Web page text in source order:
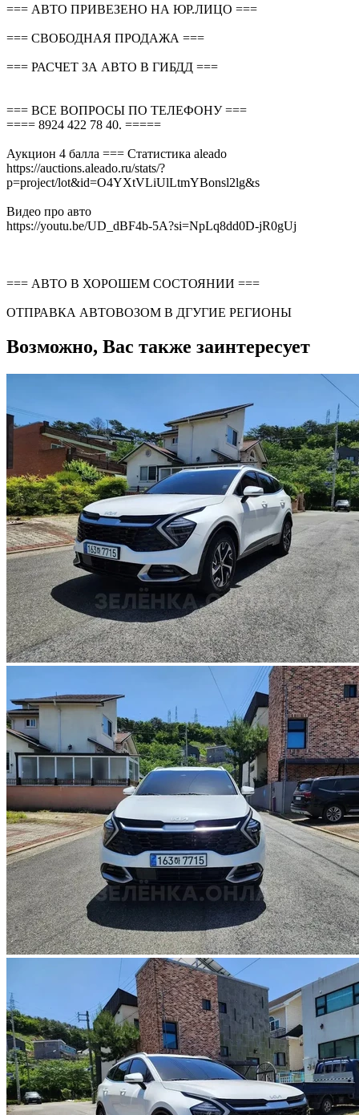
=== АВТО ПРИВЕЗЕНО НА ЮР.ЛИЦО ===
=== СВОБОДНАЯ ПРОДАЖА ===
=== РАСЧЕТ ЗА АВТО В ГИБДД ===
=== ВСЕ ВОПРОСЫ ПО ТЕЛЕФОНУ ===
==== 8924 422 78 40. =====
Аукцион 4 балла === Статистика aleado
https://auctions.aleado.ru/stats/?
p=project/lot&id=O4YXtVLiUlLtmYBonsl2lg&s
Видео про авто
https://youtu.be/UD_dBF4b-5A?si=NpLq8dd0D-jR0gUj
=== АВТО В ХОРОШЕМ СОСТОЯНИИ ===
ОТПРАВКА АВТОВОЗОМ В ДГУГИЕ РЕГИОНЫ
Возможно, Вас также заинтересует